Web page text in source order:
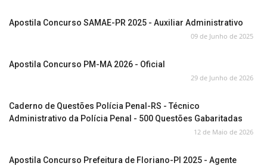
Apostila Concurso SAMAE-PR 2025 - Auxiliar Administrativo
09 de Junho de 2025
Apostila Concurso PM-MA 2026 - Oficial
29 de Junho de 2026
Caderno de Questões Polícia Penal-RS - Técnico
Administrativo da Polícia Penal - 500 Questões Gabaritadas
12 de Maio de 2026
Apostila Concurso Prefeitura de Floriano-PI 2025 - Agente